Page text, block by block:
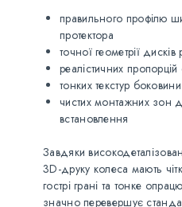
правильного профілю
протектора
точної геометрії
реалістичних
тонких текстур
чистих монтажних зон
встановлення
Завдяки
3D-друку колеса мають
гострі грані та тонке
значно перевершує